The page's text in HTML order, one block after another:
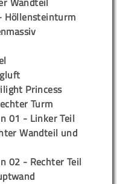
Höllensteinturm
Princess
Turm
01 - Linker Teil
Wandteil und
02 - Rechter Teil